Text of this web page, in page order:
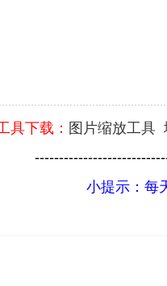
具下载： 图片缩放工具
小提示：每